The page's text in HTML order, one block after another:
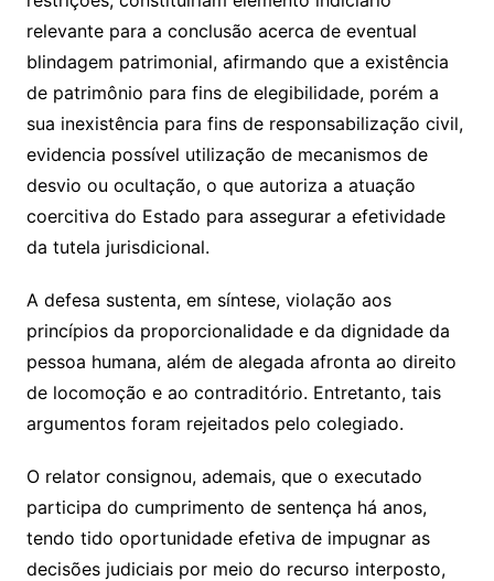
relevante para a conclusão acerca de eventual
blindagem patrimonial, afirmando que a existência
de patrimônio para fins de elegibilidade, porém a
sua inexistência para fins de responsabilização civil,
evidencia possível utilização de mecanismos de
desvio ou ocultação, o que autoriza a atuação
coercitiva do Estado para assegurar a efetividade
da tutela jurisdicional.
A defesa sustenta, em síntese, violação aos
princípios da proporcionalidade e da dignidade da
pessoa humana, além de alegada afronta ao direito
de locomoção e ao contraditório. Entretanto, tais
argumentos foram rejeitados pelo colegiado.
O relator consignou, ademais, que o executado
participa do cumprimento de sentença há anos,
tendo tido oportunidade efetiva de impugnar as
decisões judiciais por meio do recurso interposto,